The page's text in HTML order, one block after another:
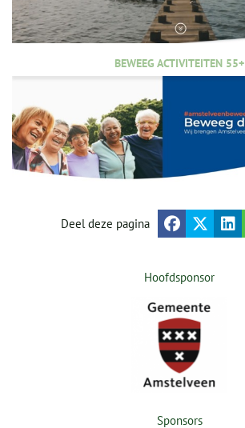
BEWEEG ACTIVITEITEN 55+
Deel deze pagina
Hoofdsponsor
Sponsors